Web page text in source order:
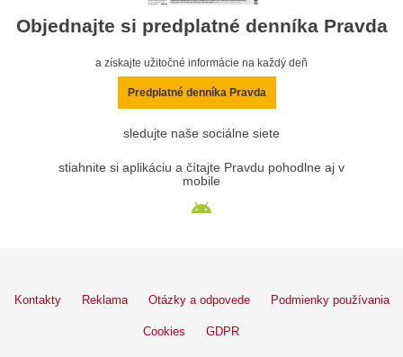
Objednajte si predplatné denníka Pravda
a získajte užitočné informácie na každý deň
Predplatné denníka Pravda
sledujte naše sociálne siete
stiahnite si aplikáciu a čítajte Pravdu pohodlne aj v
mobile
Kontakty Reklama Otázky a odpovede Podmienky používania
Cookies GDPR